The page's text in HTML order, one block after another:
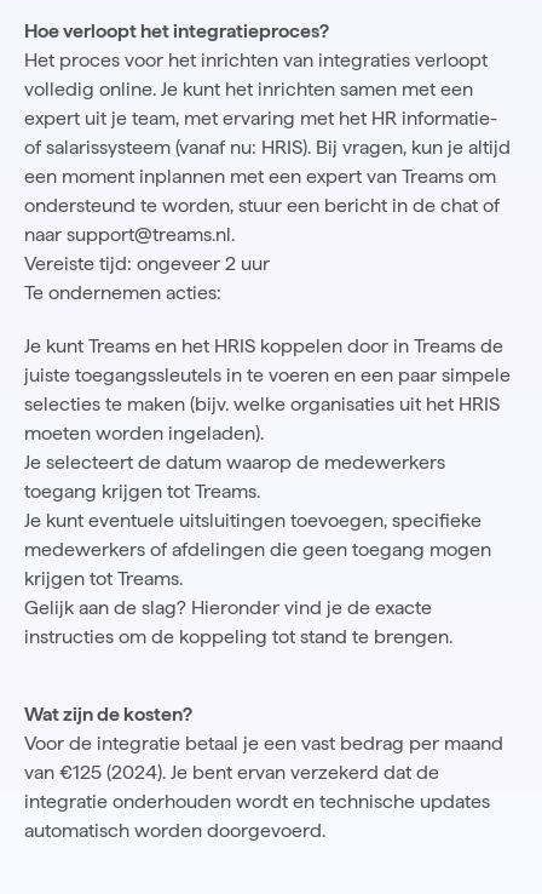
Hoe verloopt het integratieproces?
Het proces voor het inrichten van integraties verloopt
volledig online. Je kunt het inrichten samen met een
expert uit je team, met ervaring met het HR informatie-
of salarissysteem (vanaf nu: HRIS). Bij vragen, kun je altijd
een moment inplannen met een expert van Treams om
ondersteund te worden, stuur een bericht in de chat of
naar support@treams.nl.
Vereiste tijd: ongeveer 2 uur
Te ondernemen acties:
Je kunt Treams en het HRIS koppelen door in Treams de
juiste toegangssleutels in te voeren en een paar simpele
selecties te maken (bijv. welke organisaties uit het HRIS
moeten worden ingeladen).
Je selecteert de datum waarop de medewerkers
toegang krijgen tot Treams.
Je kunt eventuele uitsluitingen toevoegen, specifieke
medewerkers of afdelingen die geen toegang mogen
krijgen tot Treams.
Gelijk aan de slag? Hieronder vind je de exacte
instructies om de koppeling tot stand te brengen.
Wat zijn de kosten?
Voor de integratie betaal je een vast bedrag per maand
van €125 (2024). Je bent ervan verzekerd dat de
integratie onderhouden wordt en technische updates
automatisch worden doorgevoerd.